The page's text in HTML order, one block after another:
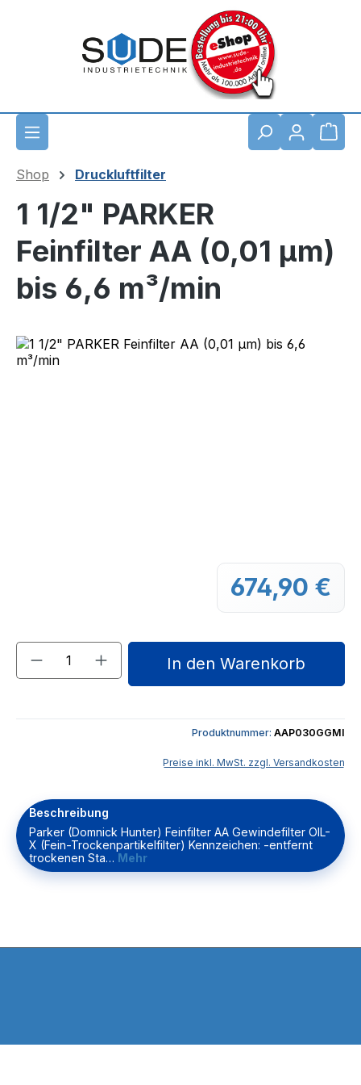
Shop Druckluftfilter
1 1/2" PARKER
Feinfilter AA (0,01 µm)
bis 6,6 m³/min
Bildergalerie überspringen
674,90 €
Produkt Anzahl: Gib den gewünschten
In den Warenkorb
Produktnummer: AAP030GGMI
Preise inkl. MwSt. zzgl. Versandkosten
Beschreibung
Parker (Domnick Hunter) Feinfilter AA Gewindefilter OIL-
X (Fein-Trockenpartikelfilter) Kennzeichen: -entfernt
trockenen Sta… Mehr